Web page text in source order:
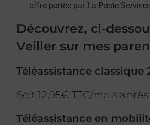
offre portée par La Poste
Découvrez, ci-
Veiller sur mes
Téléassistance classique
Soit 12,95€ TTC/mois
Téléassistance en